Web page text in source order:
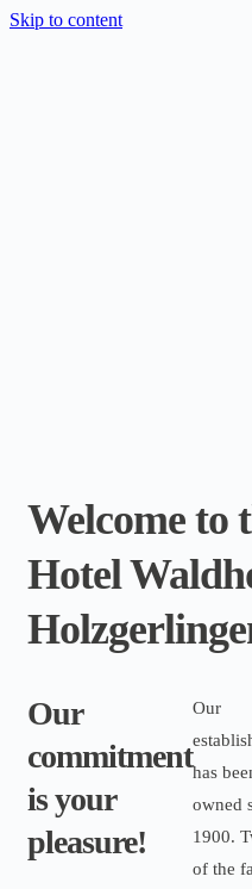
Skip to content
Welcome to
Hotel
Our
commitment
is your
pleasure!
Our
has
owned
1900.
of the